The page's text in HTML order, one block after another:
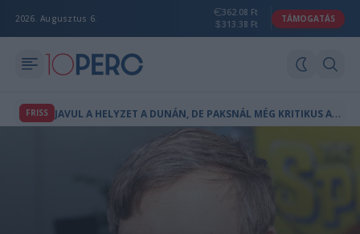
2026. Augusztus 6.
362.08 Ft
313.38 Ft
TÁMOGATÁS
FRISS J
AVUL A HELYZET A DUNÁN, DE PAKSNÁL MÉG KRITIKUS A VÍZSZINT